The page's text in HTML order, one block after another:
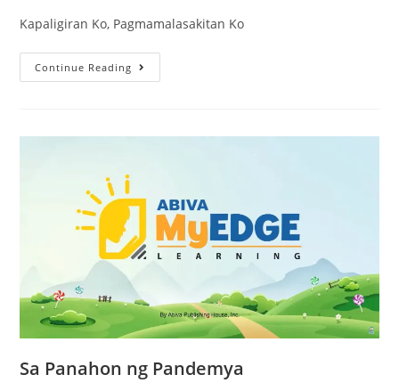
Kapaligiran Ko, Pagmamalasakitan Ko
Continue Reading
Sa Panahon ng Pandemya